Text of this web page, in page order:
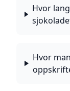
Hvor
Hvor